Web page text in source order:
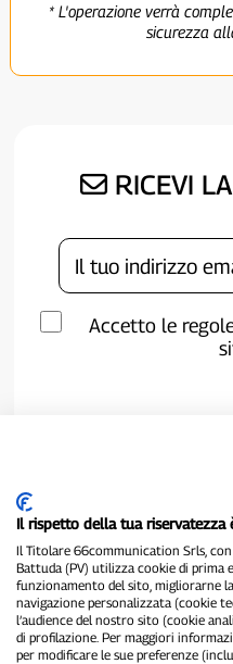
* L'operazione verrà
sicurezza
RICEVI
Accetto le
P300.it è una
Registrazione numero 1/
Proprietario ed editore:
Il rispetto della tua riservatezza
Il Titolare 66communication Srls,
Battuda (PV) utilizza cookie di
funzionamento del sito, migliorarne
navigazione personalizzata (cookie
l’audience del nostro sito (cookie
di profilazione. Per maggiori
per modificare le sue preferenze